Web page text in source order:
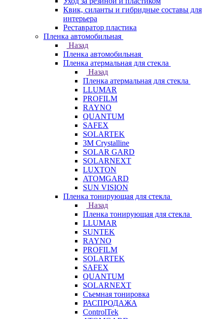
Квик, силанты и гибридные составы для
интерьера
Реставратор пластика
Пленка автомобильная
Назад
Пленка автомобильная
Пленка атермальная для стекла
Назад
Пленка атермальная для стекла
LLUMAR
PROFILM
RAYNO
QUANTUM
SAFEX
SOLARTEK
3M Crystalline
SOLAR GARD
SOLARNEXT
LUXTON
ATOMGARD
SUN VISION
Пленка тонирующая для стекла
Назад
Пленка тонирующая для стекла
LLUMAR
SUNTEK
RAYNO
PROFILM
SOLARTEK
SAFEX
QUANTUM
SOLARNEXT
Съемная тонировка
РАСПРОДАЖА
ControlTek